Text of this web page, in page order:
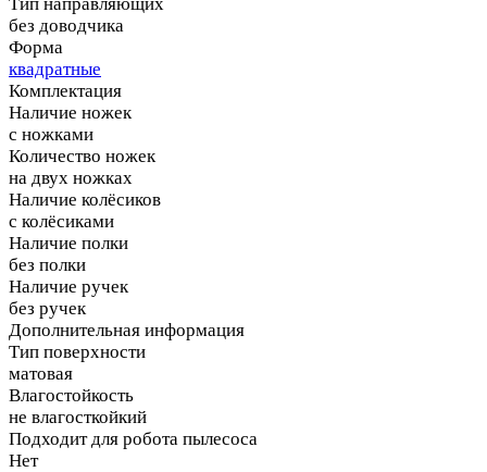
без доводчика
Форма
квадратные
Комплектация
Наличие ножек
с ножками
Количество ножек
на двух ножках
Наличие колёсиков
с колёсиками
Наличие полки
без полки
Наличие ручек
без ручек
Дополнительная информация
Тип поверхности
матовая
Влагостойкость
не влагосткойкий
Подходит для робота пылесоса
Нет